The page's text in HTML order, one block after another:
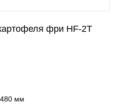
фри HF-2T
мм